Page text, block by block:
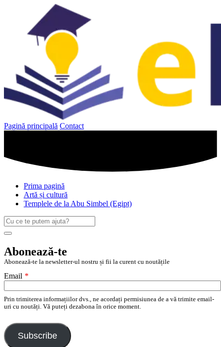
Pagină principală Contact
Prima pagină
Artă și cultură
Templele de la Abu Simbel (Egipt)
Caută
după:
Search
Abonează-te
Abonează-te la newsletter-ul nostru și fii la curent cu noutățile
Email *
Prin trimiterea informațiilor dvs., ne acordați permisiunea de a vă trimite email-
uri cu noutăți. Vă puteți dezabona în orice moment.
Subscribe